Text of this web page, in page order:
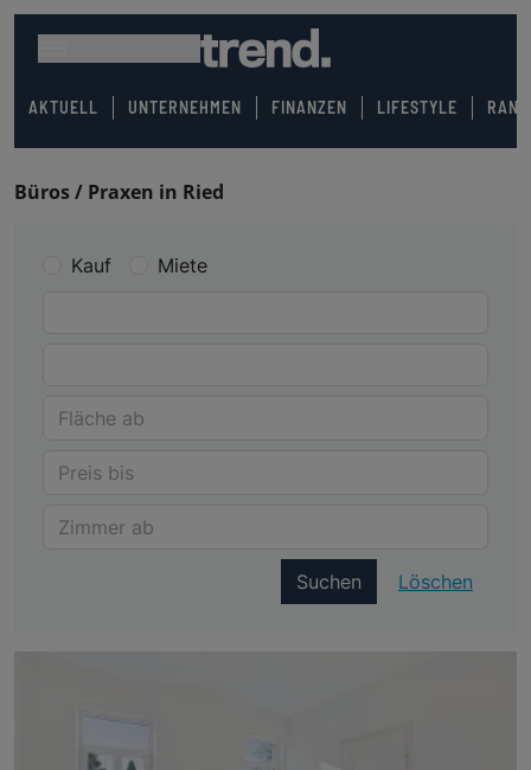
AKTUELL UNTERNEHMEN FINANZEN LIFESTYLE
Büros / Praxen in Ried
Kauf Miete
Suchen Löschen